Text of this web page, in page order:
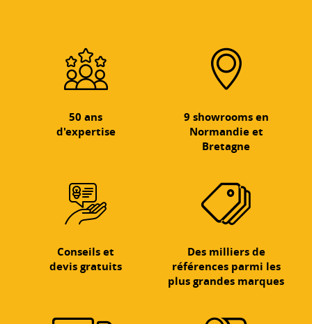
50 ans
d'expertise
9 showrooms en
Normandie et
Bretagne
Conseils et
devis gratuits
Des milliers de
références parmi les
plus grandes marques